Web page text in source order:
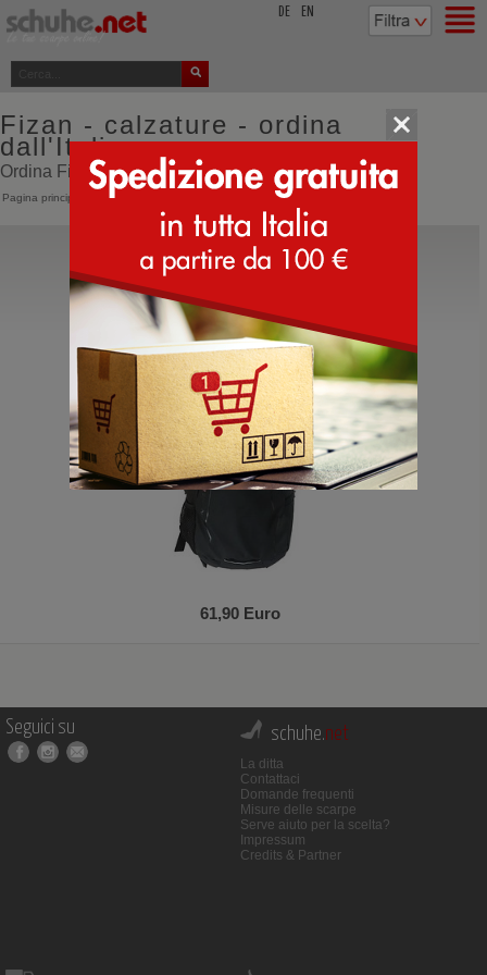
DE EN
Fizan - calzature - ordina
dall'Italia
Ordina Fizan online direttamente dall'Italia
Pagina principale Fizan
Fizan
61,90 Euro
Seguici su schuhe.net
La ditta
Contattaci
Domande frequenti
Misure delle scarpe
Serve aiuto per la scelta?
Impressum
Credits & Partner